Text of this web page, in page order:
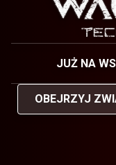
JUŻ NA
OBEJRZYJ